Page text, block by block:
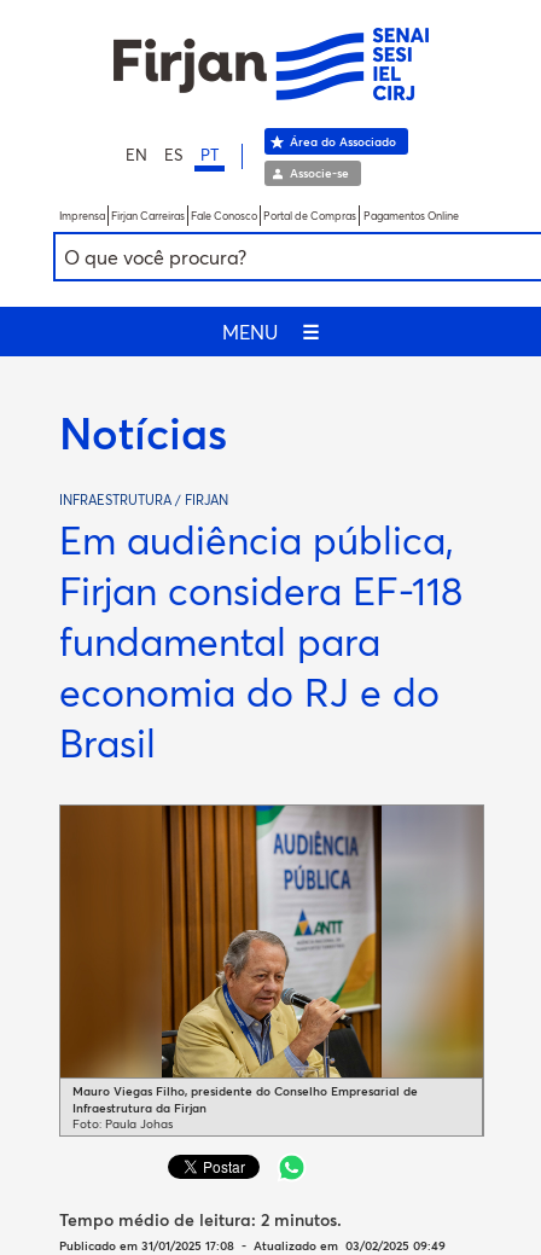
EN ES PT
Área do Associado
Associe-se
Imprensa Firjan Carreiras Fale Conosco Portal de Compras Pagamentos Online
MENU ☰
Notícias
INFRAESTRUTURA / FIRJAN
Em audiência pública,
Firjan considera EF-118
fundamental para
economia do RJ e do
Brasil
Mauro Viegas Filho, presidente do Conselho Empresarial de
Infraestrutura da Firjan
Foto: Paula Johas
Tempo médio de leitura: 2 minutos.
Publicado em 31/01/2025 17:08 - Atualizado em 03/02/2025 09:49